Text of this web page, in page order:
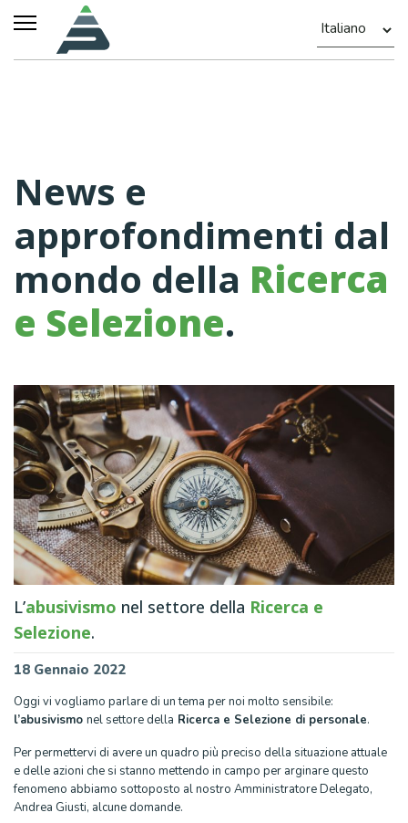
News e
approfondimenti dal
mondo della Ricerca
e Selezione.
L’abusivismo nel settore della Ricerca e
Selezione.
18 Gennaio 2022
Oggi vi vogliamo parlare di un tema per noi molto sensibile:
l’abusivismo nel settore della Ricerca e Selezione di personale.
Per permettervi di avere un quadro più preciso della situazione attuale
e delle azioni che si stanno mettendo in campo per arginare questo
fenomeno abbiamo sottoposto al nostro Amministratore Delegato,
Andrea Giusti, alcune domande.